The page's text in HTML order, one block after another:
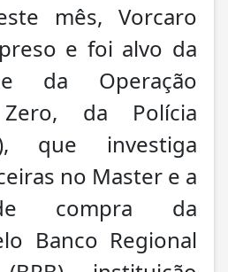
mês, Vorcaro
e foi alvo da
da Operação
Zero, da Polícia
que investiga
no Master e a
compra da
Banco Regional